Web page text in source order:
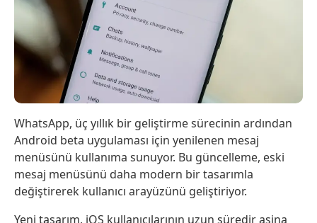
WhatsApp, üç yıllık bir geliştirme sürecinin ardından
Android beta uygulaması için yenilenen mesaj
menüsünü kullanıma sunuyor. Bu güncelleme, eski
mesaj menüsünü daha modern bir tasarımla
değiştirerek kullanıcı arayüzünü geliştiriyor.
Yeni tasarım, iOS kullanıcılarının uzun süredir aşina